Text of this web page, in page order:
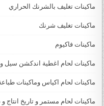
ماكينات تغليف بالشرنك الحراري
ماكينات تغليف شرنك
ماكينات فاكيوم
ماكينات لحام اغطية اندكشن سيل
ماكينات لحام اكياس وماكينات طباعة
ماكينات لحام مستمر و تاريخ انتاج